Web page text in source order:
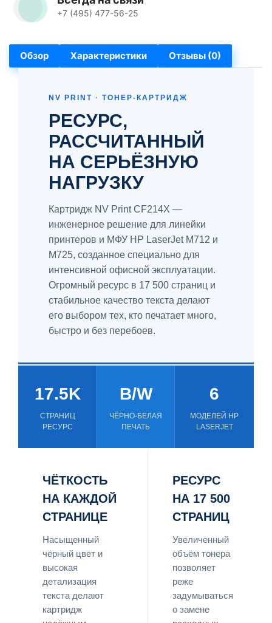
+7 (495) 477-56-25
Обзор Характеристики Отзывы (0)
NV PRINT · ТОНЕР-КАРТРИДЖ
РЕСУРС,
РАССЧИТАННЫЙ
НА СЕРЬЁЗНУЮ
НАГРУЗКУ
Картридж NV Print CF214X —
инженерное решение для линейки
принтеров и МФУ HP LaserJet M712 и
M725, созданное специально для
интенсивной офисной эксплуатации.
Огромный ресурс в 17 500 страниц и
стабильное качество текста делают
его выбором тех, кто печатает много,
быстро и без перебоев.
17.5K
СТРАНИЦ
РЕСУРС
B/W
ЧЁРНО-БЕЛАЯ
ПЕЧАТЬ
6
МОДЕЛЕЙ HP
LASERJET
ЧЁТКОСТЬ
НА КАЖДОЙ
СТРАНИЦЕ
Насыщенный
чёрный цвет и
высокая
детализация
текста делают
картридж
РЕСУРС
НА 17 500
СТРАНИЦ
Увеличенный
объём тонера
позволяет
реже
задумываться
о замене